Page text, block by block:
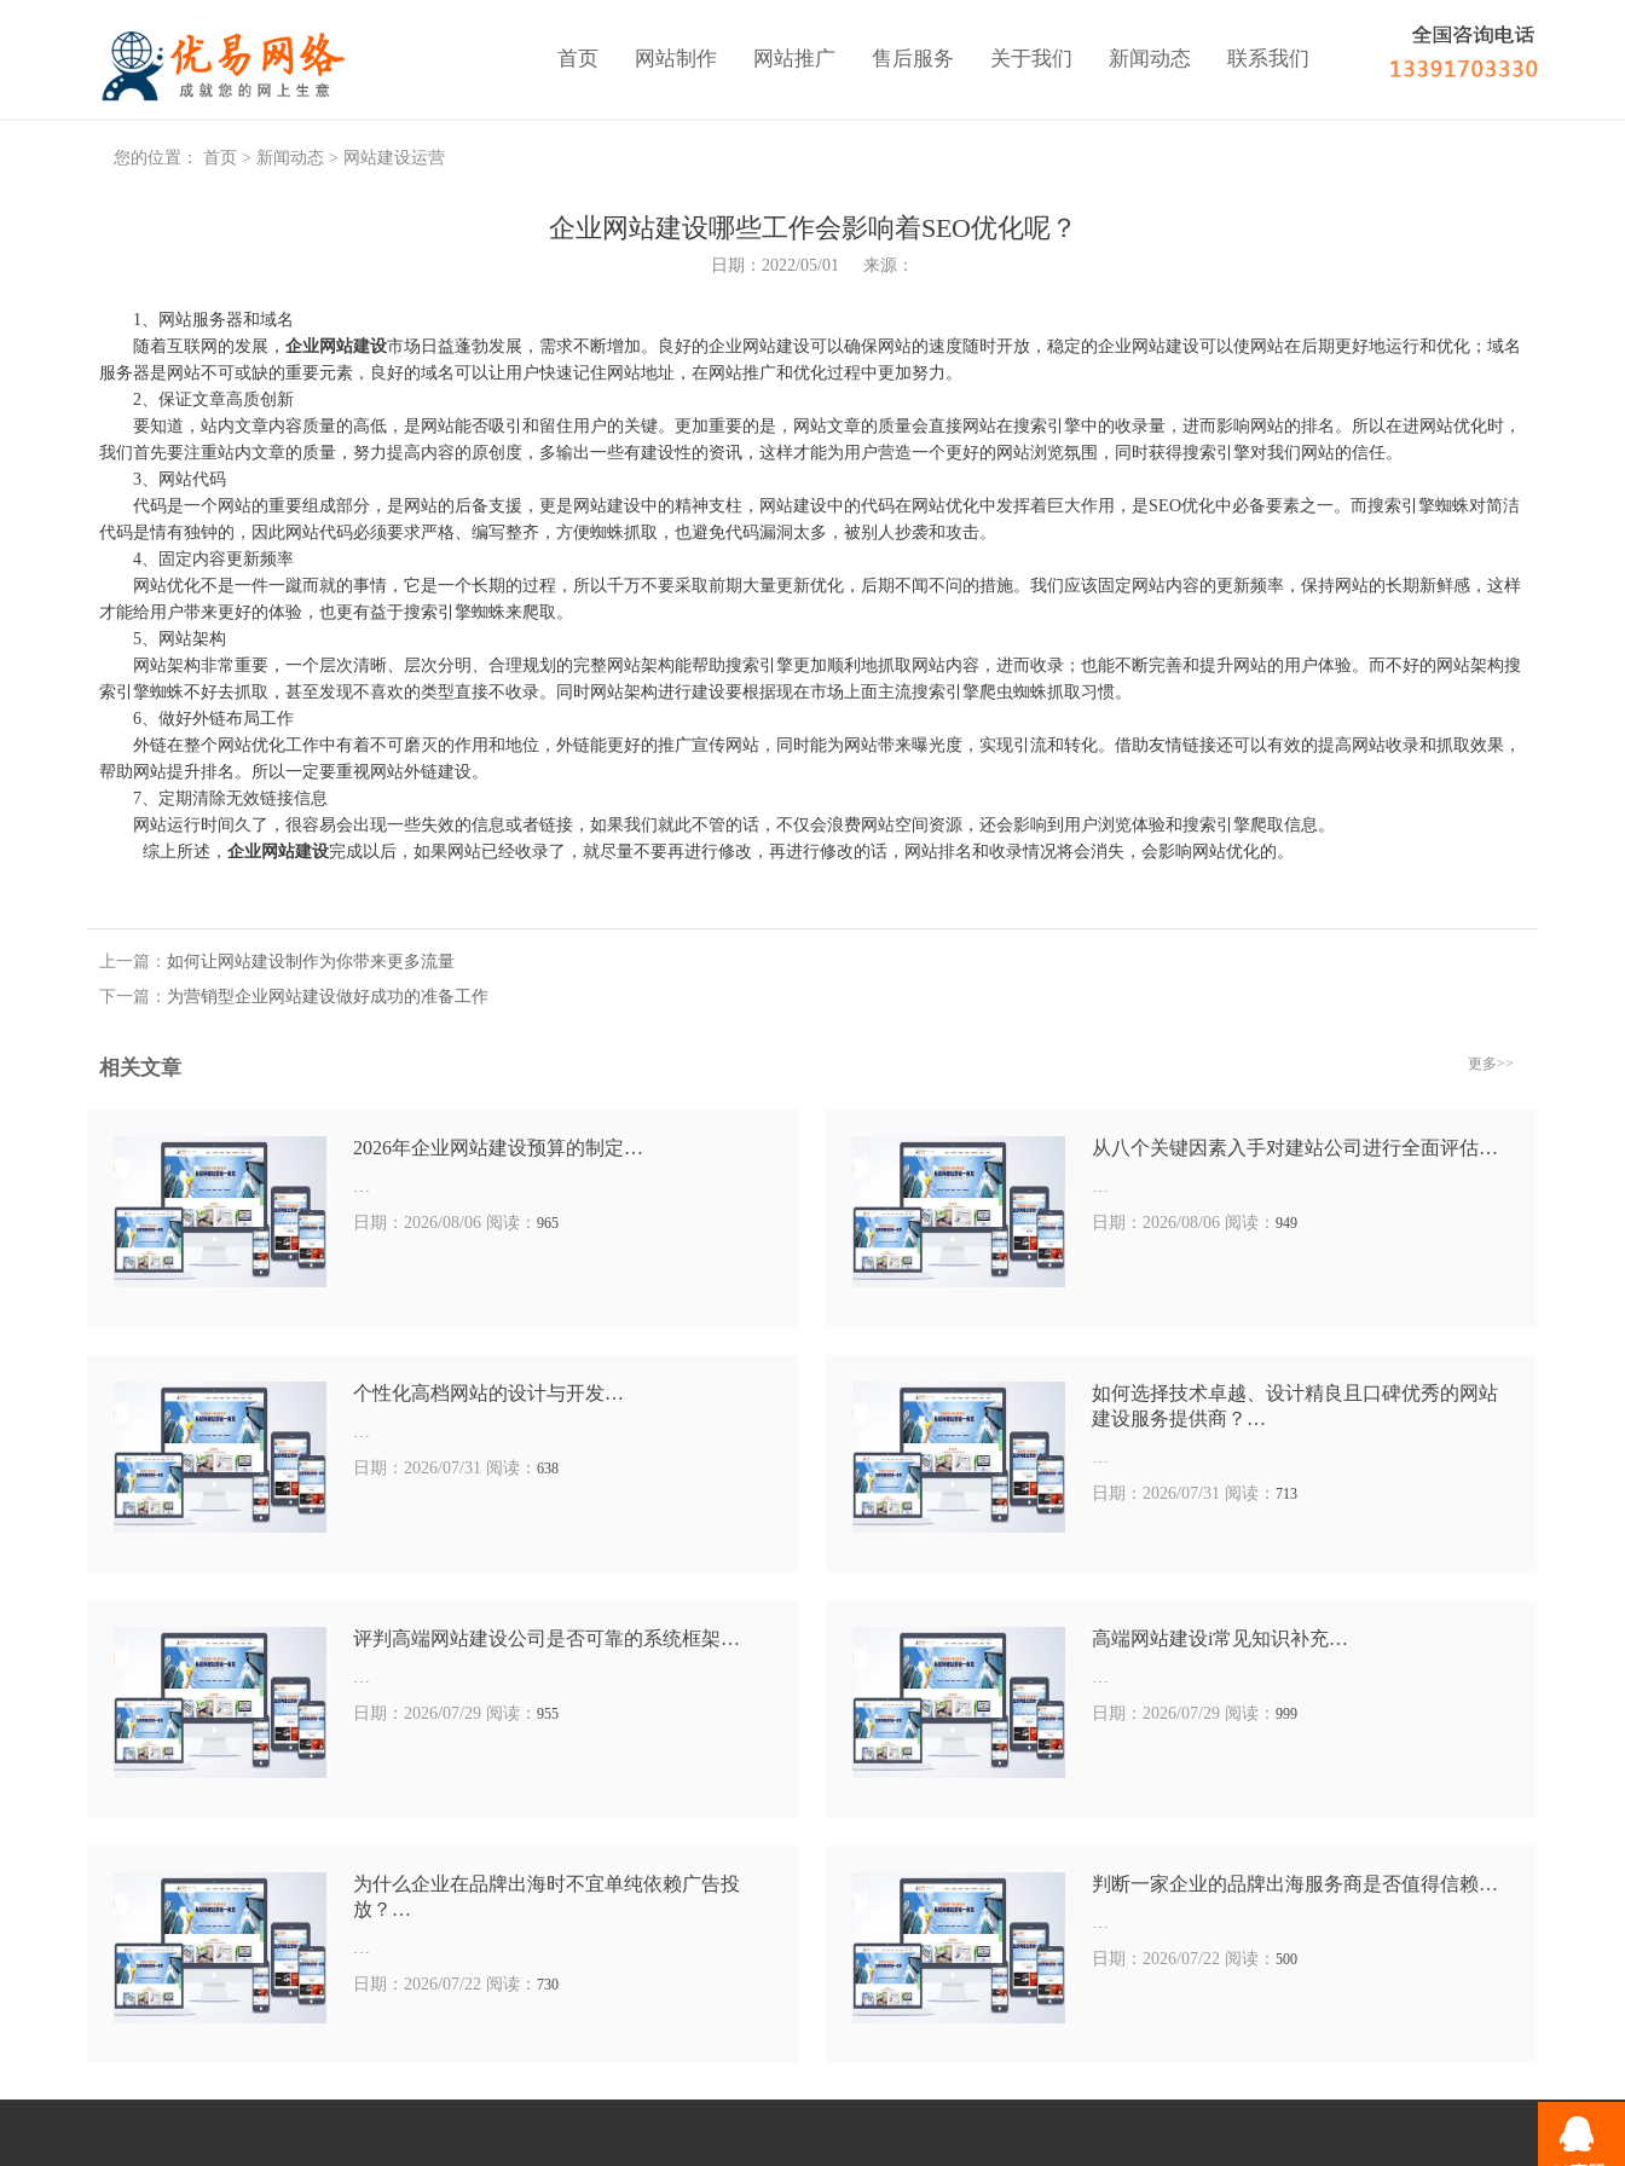
首页 网站制作 网站推广 售后服务 关于我们 新闻动态 联系我们
您的位置： 首页 > 新闻动态 > 网站建设运营
企业网站建设哪些工作会影响着SEO优化呢？
日期：2022/05/01 来源：
1、网站服务器和域名
随着互联网的发展， 企业网站建设市场日益蓬勃发展，需求不断增加。良好的企业网站建设可以确保网站的速度随时开放，稳定的企业网站建设可以使网站在后期更好地运行和优化；域名
服务器是网站不可或缺的重要元素，良好的域名可以让用户快速记住网站地址，在网站推广和优化过程中更加努力。
2、保证文章高质创新
要知道，站内文章内容质量的高低，是网站能否吸引和留住用户的关键。更加重要的是，网站文章的质量会直接网站在搜索引擎中的收录量，进而影响网站的排名。所以在进网站优化时，
我们首先要注重站内文章的质量，努力提高内容的原创度，多输出一些有建设性的资讯，这样才能为用户营造一个更好的网站浏览氛围，同时获得搜索引擎对我们网站的信任。
3、网站代码
代码是一个网站的重要组成部分，是网站的后备支援，更是网站建设中的精神支柱，网站建设中的代码在网站优化中发挥着巨大作用，是SEO优化中必备要素之一。而搜索引擎蜘蛛对简洁
代码是情有独钟的，因此网站代码必须要求严格、编写整齐，方便蜘蛛抓取，也避免代码漏洞太多，被别人抄袭和攻击。
4、固定内容更新频率
网站优化不是一件一蹴而就的事情，它是一个长期的过程，所以千万不要采取前期大量更新优化，后期不闻不问的措施。我们应该固定网站内容的更新频率，保持网站的长期新鲜感，这样
才能给用户带来更好的体验，也更有益于搜索引擎蜘蛛来爬取。
5、网站架构
网站架构非常重要，一个层次清晰、层次分明、合理规划的完整网站架构能帮助搜索引擎更加顺利地抓取网站内容，进而收录；也能不断完善和提升网站的用户体验。而不好的网站架构搜
索引擎蜘蛛不好去抓取，甚至发现不喜欢的类型直接不收录。同时网站架构进行建设要根据现在市场上面主流搜索引擎爬虫蜘蛛抓取习惯。
6、做好外链布局工作
外链在整个网站优化工作中有着不可磨灭的作用和地位，外链能更好的推广宣传网站，同时能为网站带来曝光度，实现引流和转化。借助友情链接还可以有效的提高网站收录和抓取效果，
帮助网站提升排名。所以一定要重视网站外链建设。
7、定期清除无效链接信息
网站运行时间久了，很容易会出现一些失效的信息或者链接，如果我们就此不管的话，不仅会浪费网站空间资源，还会影响到用户浏览体验和搜索引擎爬取信息。
综上所述， 企业网站建设完成以后，如果网站已经收录了，就尽量不要再进行修改，再进行修改的话，网站排名和收录情况将会消失，会影响网站优化的。
上一篇： 如何让网站建设制作为你带来更多流量
下一篇： 为营销型企业网站建设做好成功的准备工作
更多>>
相关文章
2026年企业网站建设预算的制定…
…
日期：2026/08/06 阅读： 965
从八个关键因素入手对建站公司进行全面评估…
…
日期：2026/08/06 阅读： 949
个性化高档网站的设计与开发…
…
日期：2026/07/31 阅读： 638
如何选择技术卓越、设计精良且口碑优秀的网站
建设服务提供商？…
…
日期：2026/07/31 阅读： 713
评判高端网站建设公司是否可靠的系统框架…
…
日期：2026/07/29 阅读： 955
高端网站建设i常见知识补充…
…
日期：2026/07/29 阅读： 999
为什么企业在品牌出海时不宜单纯依赖广告投
放？…
…
日期：2026/07/22 阅读： 730
判断一家企业的品牌出海服务商是否值得信赖…
…
日期：2026/07/22 阅读： 500